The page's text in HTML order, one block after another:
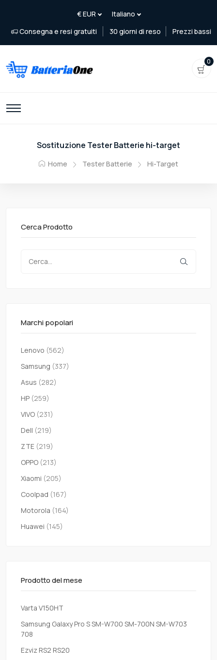
Consegna e resi gratuiti 30 giorni di reso Prezzi bassi
0
Sostituzione Tester Batterie hi-target
Home Tester Batterie Hi-Target
Cerca Prodotto
Marchi popolari
Lenovo (562)
Samsung (337)
Asus (282)
HP (259)
VIVO (231)
Dell (219)
ZTE (219)
OPPO (213)
Xiaomi (205)
Coolpad (167)
Motorola (164)
Huawei (145)
Prodotto del mese
Varta V150HT
Samsung Galaxy Pro S SM-W700 SM-700N SM-W703
708
Ezviz RS2 RS20